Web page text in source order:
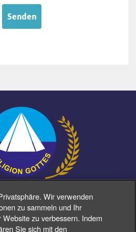
Senden
Wir verwenden
zu sammeln und Ihr
zu verbessern. Indem
Sie sich mit den